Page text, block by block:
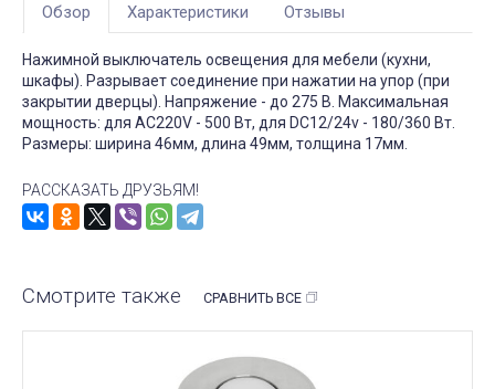
Обзор Характеристики Отзывы
Нажимной выключатель освещения для мебели (кухни,
шкафы). Разрывает соединение при нажатии на упор (при
закрытии дверцы). Напряжение - до 275 В. Максимальная
мощность: для AC220V - 500 Вт, для DC12/24v - 180/360 Вт.
Размеры: ширина 46мм, длина 49мм, толщина 17мм.
РАССКАЗАТЬ ДРУЗЬЯМ!
Смотрите также СРАВНИТЬ ВСЕ